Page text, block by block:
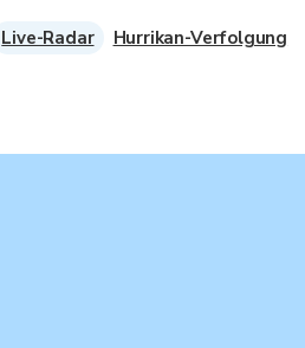
Live-Radar Hurrikan-Verfolgung